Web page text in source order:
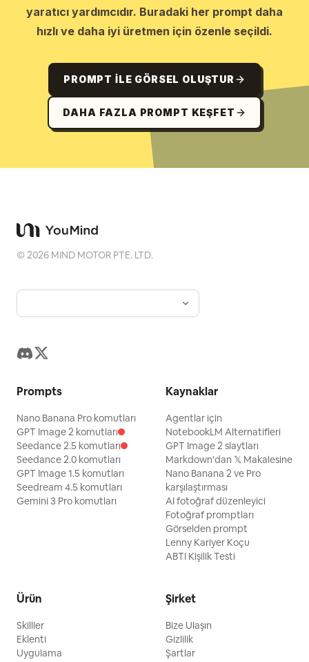
yaratıcı yardımcıdır. Buradaki her prompt daha
hızlı ve daha iyi üretmen için özenle seçildi.
PROMPT ILE GÖRSEL OLUŞTUR
DAHA FAZLA PROMPT KEŞFET
©2026 MIND MOTOR PTE. LTD.
Prompts
Nano Banana Pro komutları
GPT Image 2 komutları
Seedance 2.5 komutları
Seedance 2.0 komutları
GPT Image 1.5 komutları
Seedream 4.5 komutları
Gemini 3 Pro komutları
Kaynaklar
Agentlar için
NotebookLM Alternatifleri
GPT Image 2 slaytları
Markdown'dan 𝕏 Makalesine
Nano Banana 2 ve Pro
karşılaştırması
AI fotoğraf düzenleyici
Fotoğraf promptları
Görselden prompt
Lenny Kariyer Koçu
ABTI Kişilik Testi
Ürün
Skilller
Eklenti
Uygulama
Şirket
Bize Ulaşın
Gizlilik
Şartlar